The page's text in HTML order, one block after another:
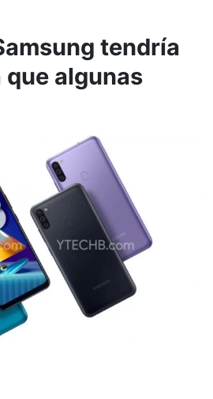
tendría
algunas